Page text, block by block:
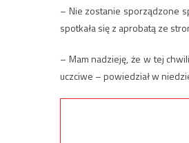
– Nie zostanie sporządzone
spotkała się z aprobatą ze
– Mam nadzieję, że w tej
uczciwe – powiedział w